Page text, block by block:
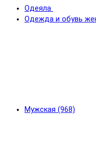
Одеяла
Одежда и обувь
Мужская (968)